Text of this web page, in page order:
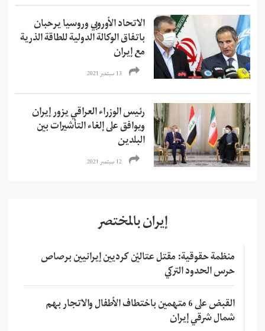
الاتحاد الأوروبي وروسيا يرحبان
باتفاق الوكالة الدولية للطاقة الذرية
مع إيران
13 سبتمبر 2021
رئيس الوزراء العراقي يزور إيران
ويوافق على إلغاء التأشيرات بين
البلدين
12 سبتمبر 2021
إيران بالمختصر
منظمة حقوقية: مقتل عتاليْن كرديين إيرانيين برصاص
حرس الحدود التركي
القبض على 6 متهمين باختطاف الأطفال والاتجار بهم
شمال شرقي إيران